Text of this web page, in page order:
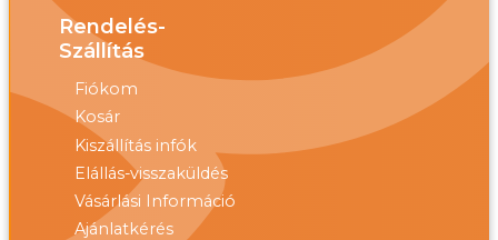
Rendelés-
Szállítás
Fiókom
Kosár
Kiszállítás infók
Elállás-visszaküldés
Vásárlási Információ
Ajánlatkérés